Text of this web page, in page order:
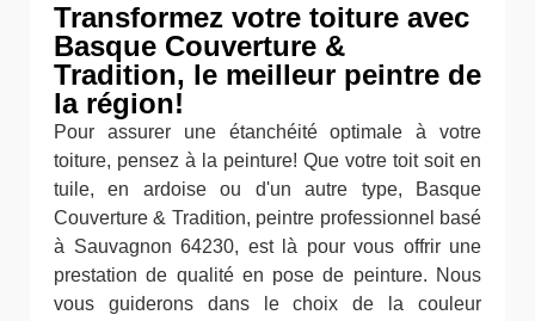
Transformez votre toiture avec
Basque Couverture &
Tradition, le meilleur peintre de
la région!
Pour assurer une étanchéité optimale à votre
toiture, pensez à la peinture! Que votre toit soit en
tuile, en ardoise ou d'un autre type, Basque
Couverture & Tradition, peintre professionnel basé
à Sauvagnon 64230, est là pour vous offrir une
prestation de qualité en pose de peinture. Nous
vous guiderons dans le choix de la couleur